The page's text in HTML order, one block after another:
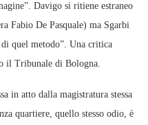
Davigo si ritiene estraneo
Fabio De Pasquale) ma Sgarbi
quel metodo”. Una critica
il Tribunale di Bologna.
in atto dalla magistratura stessa
quartiere, quello stesso odio, è